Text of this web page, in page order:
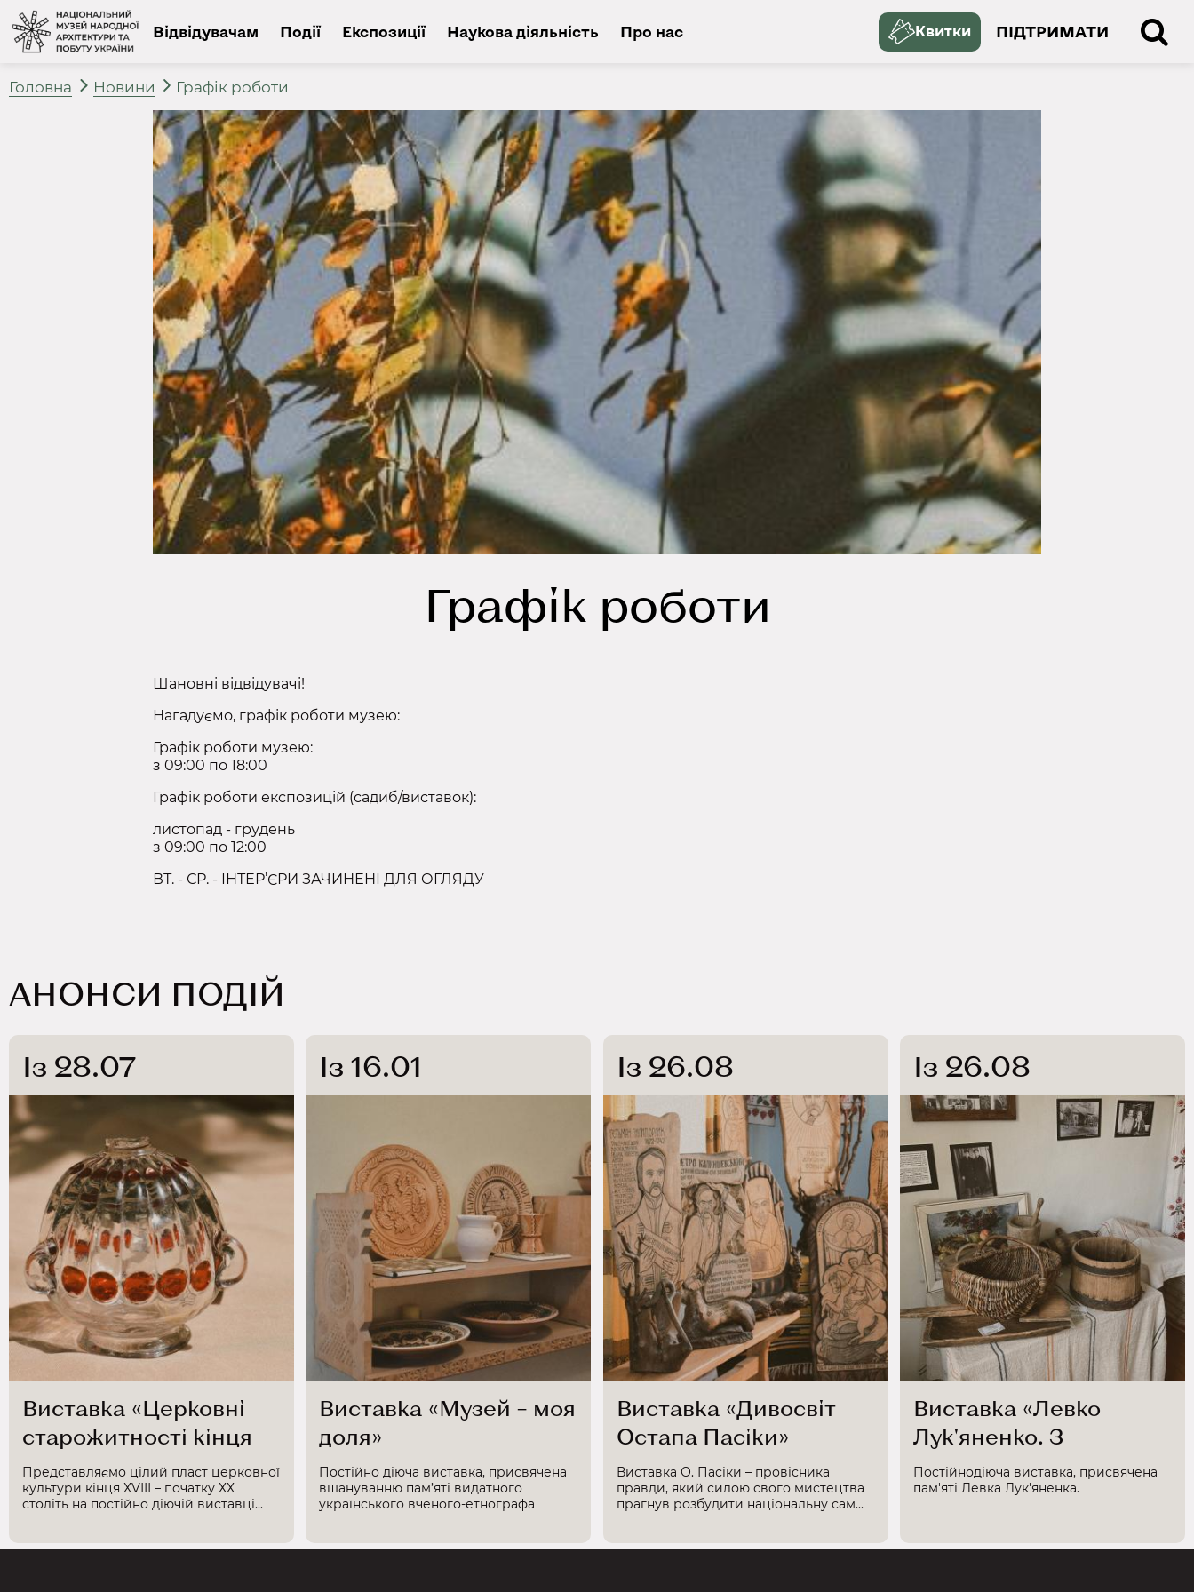
ПІДТРИМАТИ
Квитки
Відвідувачам Події Експозиції Наукова діяльність Про нас
Головна Новини Графік роботи
Графік роботи
Шановні відвідувачі!
Нагадуємо, графік роботи музею:
Графік роботи музею:
з 09:00 по 18:00
Графік роботи експозицій (садиб/виставок):
листопад - грудень
з 09:00 по 12:00
ВТ. - СР. - ІНТЕР’ЄРИ ЗАЧИНЕНІ ДЛЯ ОГЛЯДУ
АНОНСИ ПОДІЙ
Із 28.07
Виставка «Церковні
старожитності кінця
ХVІІІ– початку ХХ ст.»
Представляємо цілий пласт церковної
культури кінця ХVІІІ – початку ХХ
століть на постійно діючій виставці...
Із 16.01
Виставка «Музей – моя
доля»
Постійно діюча виставка, присвячена
вшануванню пам’яті видатного
українського вченого-етнографа
Із 26.08
Виставка «Дивосвіт
Остапа Пасіки»
Виставка О. Пасіки – провісника
правди, який силою свого мистецтва
прагнув розбудити національну сам...
Із 26.08
Виставка «Левко
Лук'яненко. З
Україною в серці»
Постійнодіюча виставка, присвячена
пам'яті Левка Лук'яненка.